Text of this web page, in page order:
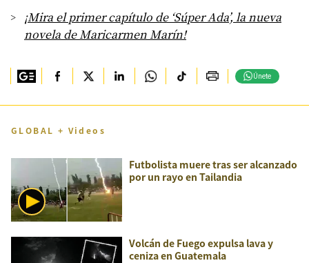
¡Mira el primer capítulo de ‘Súper Ada’, la nueva
novela de Maricarmen Marín!
Únete
GLOBAL + Videos
Futbolista muere tras ser alcanzado
por un rayo en Tailandia
Volcán de Fuego expulsa lava y
ceniza en Guatemala